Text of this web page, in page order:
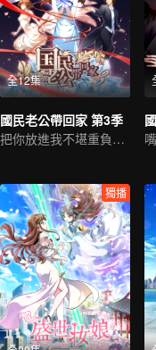
全12集
國民老公帶回家 第3季
把你放進我不堪重負的心底
獨播